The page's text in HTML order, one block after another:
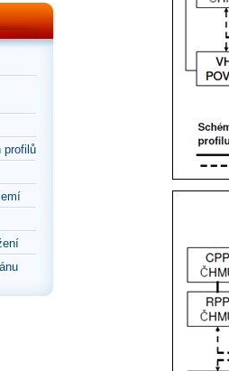
profilů